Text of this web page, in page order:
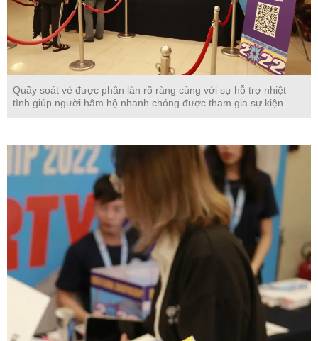
Quầy soát vé được phân làn rõ ràng cùng với sự hỗ trợ nhiệt
tình giúp người hâm hộ nhanh chóng được tham gia sự kiện.